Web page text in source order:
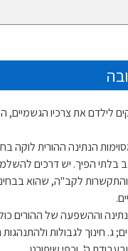
לילדם את צרכיו הגשמיים,
הנתינה ההורית לוקה
בלתי הפיך. יש דרכים
והתקשרות לקב"ה, שהוא
וההשפעה של ההורים
ג. חינוך לגבולות